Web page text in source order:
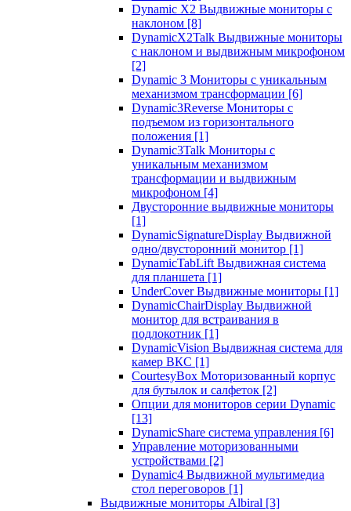
Dynamic X2 Выдвижные мониторы с
наклоном [8]
DynamicX2Talk Выдвижные мониторы
с наклоном и выдвижным микрофоном
[2]
Dynamic 3 Мониторы с уникальным
механизмом трансформации [6]
Dynamic3Reverse Мониторы с
подъемом из горизонтального
положения [1]
Dynamic3Talk Мониторы с
уникальным механизмом
трансформации и выдвижным
микрофоном [4]
Двусторонние выдвижные мониторы
[1]
DynamicSignatureDisplay Выдвижной
одно/двусторонний монитор [1]
DynamicTabLift Выдвижная система
для планшета [1]
UnderCover Выдвижные мониторы [1]
DynamicChairDisplay Выдвижной
монитор для встраивания в
подлокотник [1]
DynamicVision Выдвижная система для
камер ВКС [1]
CourtesyBox Моторизованный корпус
для бутылок и салфеток [2]
Опции для мониторов серии Dynamic
[13]
DynamicShare система управления [6]
Управление моторизованными
устройствами [2]
Dynamic4 Выдвижной мультимедиа
стол переговоров [1]
Выдвижные мониторы Albiral [3]